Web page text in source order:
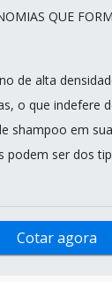
QUE
de alta
o que indefere
shampoo em
podem ser dos
Cotar agora